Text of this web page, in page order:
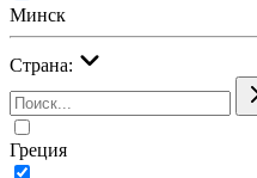
Минск
Страна:
Греция